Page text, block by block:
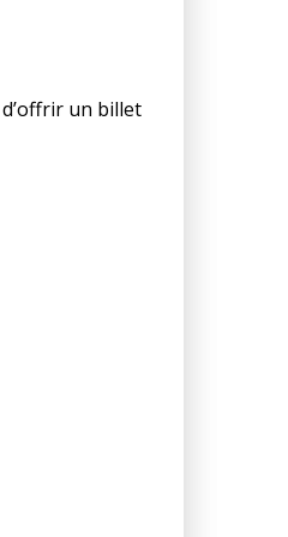
un billet
gratuit pour les